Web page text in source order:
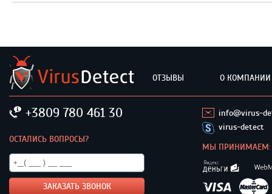
ОТЗЫВЫ О КОМПАНИИ
+3809 780 461 30
ОСТАЛИСЬ ВОПРОСЫ?
info@virus-
virus-detect
МЫ ПРИНИМАЕМ: